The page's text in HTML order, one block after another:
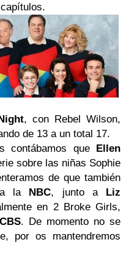
, con Rebel Wilson,
de 13 a un total 17.
contábamos que Ellen
sobre las niñas Sophie
de que también
la NBC, junto aLiz
en 2 Broke Girls,
CBS. De momento no se
por os mantendremos